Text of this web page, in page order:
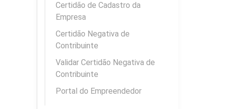
Certidão de Cadastro da
Empresa
Certidão Negativa de
Contribuinte
Validar Certidão Negativa de
Contribuinte
Portal do Empreendedor